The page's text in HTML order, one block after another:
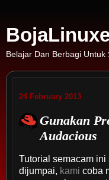
Belajar Dan Berbagi Untuk
24 February 2013
Gunakan
Audacious
Tutorial semacam
dijumpai, kami coba